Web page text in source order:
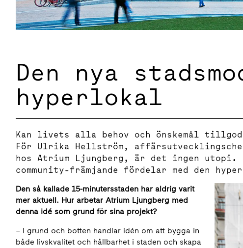
Den nya
hyperlokal
Kan livets alla behov och önskemål
För Ulrika Hellström,
hos Atrium Ljungberg, är det ingen utopi.
community-främjande fördelar med den
Den så kallade 15-minutersstaden har aldrig varit
mer aktuell. Hur arbetar Atrium Ljungberg med
denna idé som grund för sina projekt?
– I grund och botten handlar idén om att bygga in
både livskvalitet och hållbarhet i staden och skapa